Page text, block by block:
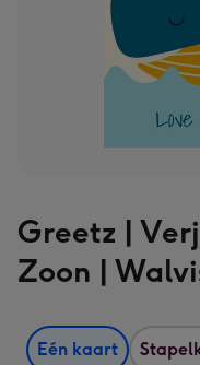
Greetz |
Zoon |
Eén kaart